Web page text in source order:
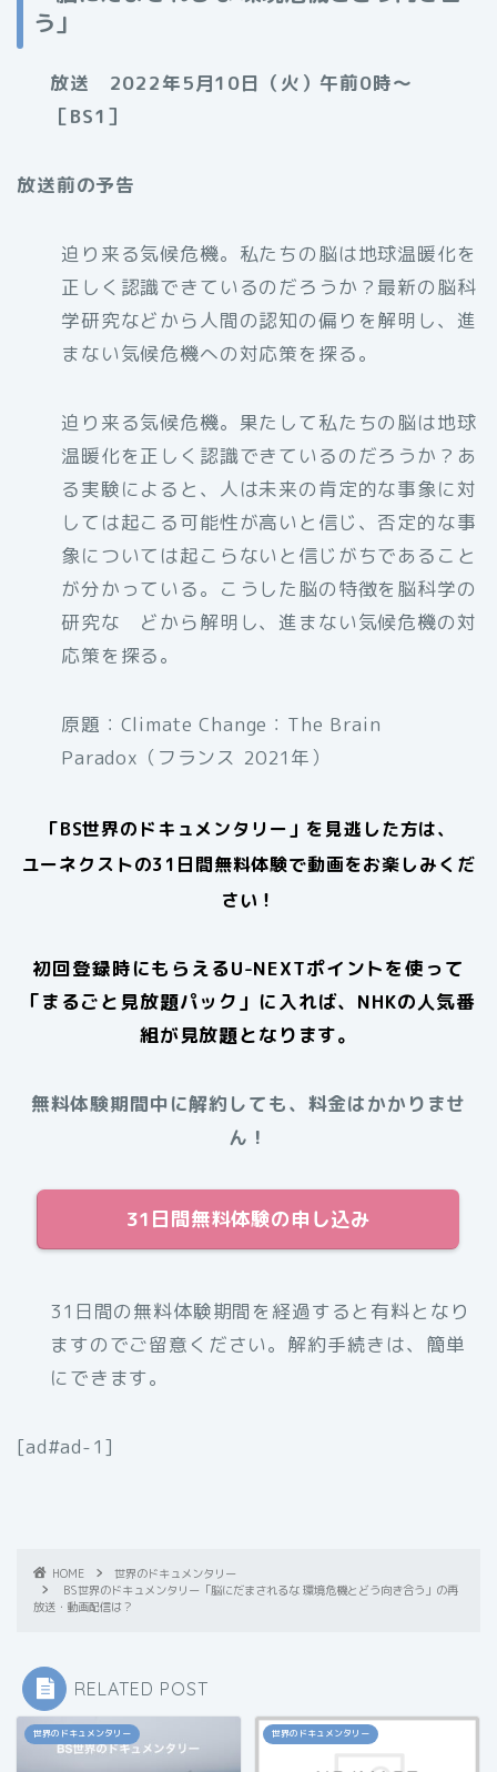
う」
放送 2022年5月10日（火）午前0時〜
［BS1］
放送前の予告
迫り来る気候危機。私たちの脳は地球温暖化を
正しく認識できているのだろうか？最新の脳科
学研究などから人間の認知の偏りを解明し、進
まない気候危機への対応策を探る。
迫り来る気候危機。果たして私たちの脳は地球
温暖化を正しく認識できているのだろうか？あ
る実験によると、人は未来の肯定的な事象に対
しては起こる可能性が高いと信じ、否定的な事
象については起こらないと信じがちであること
が分かっている。こうした脳の特徴を脳科学の
研究な どから解明し、進まない気候危機の対
応策を探る。
原題：Climate Change：The Brain
Paradox（フランス 2021年）
「BS世界のドキュメンタリー 」を見逃した方は、
ユーネクストの31日間無料体験で動画をお楽しみくだ
さい！
初回登録時にもらえるU-NEXTポイントを使って
「まるごと見放題パック」に入れば、NHKの人気番
組が見放題となります。
無料体験期間中に解約しても、料金はかかりませ
ん！
31日間無料体験の申し込み
31日間の無料体験期間を経過すると有料となり
ますのでご留意ください。解約手続きは、簡単
にできます。
[ad#ad-1]
HOME
世界のドキュメンタリー
BS世界のドキュメンタリー「脳にだまされるな 環境危機とどう向き合う」の再
放送・動画配信は？
RELATED POST
世界のドキュメンタリー 世界のドキュメンタリー